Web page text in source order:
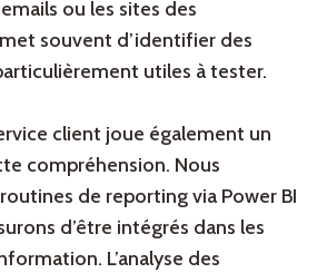
ou les sites des
souvent d’identifier des
utiles à tester.
client joue également un
compréhension. Nous
de reporting via Power BI
d’être intégrés dans les
L’analyse des